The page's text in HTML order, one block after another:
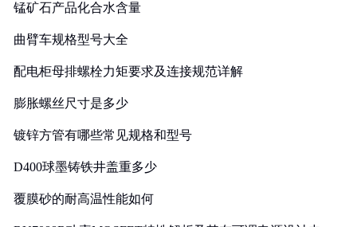
锰矿石产品化合水含量
曲臂车规格型号大全
配电柜母排螺栓力矩要求及连接规范详解
膨胀螺丝尺寸是多少
镀锌方管有哪些常见规格和型号
D400球墨铸铁井盖重多少
覆膜砂的耐高温性能如何